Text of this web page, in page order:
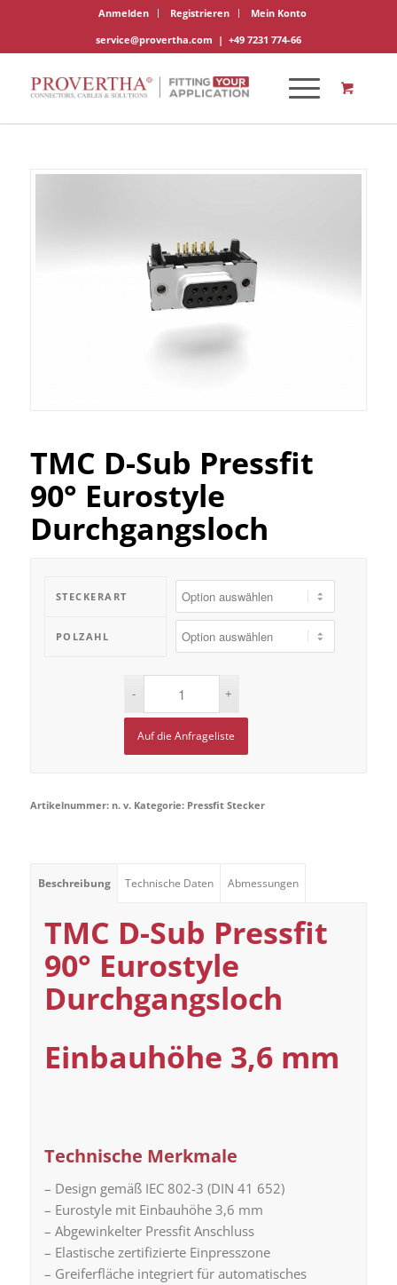
Anmelden Registrieren
Mein Konto
service@provertha.com | +49 7231 774-66
TMC D-Sub Pressfit
90° Eurostyle
Durchgangsloch
STECKERART
POLZAHL
Auf die Anfrageliste
Artikelnummer: n. v. Kategorie: Pressfit Stecker
Beschreibung Technische Daten Abmessungen
TMC D-Sub Pressfit
90° Eurostyle
Durchgangsloch
Einbauhöhe 3,6 mm
Technische Merkmale
– Design gemäß IEC 802-3 (DIN 41 652)
– Eurostyle mit Einbauhöhe 3,6 mm
– Abgewinkelter Pressfit Anschluss
– Elastische zertifizierte Einpresszone
– Greiferfläche integriert für automatisches